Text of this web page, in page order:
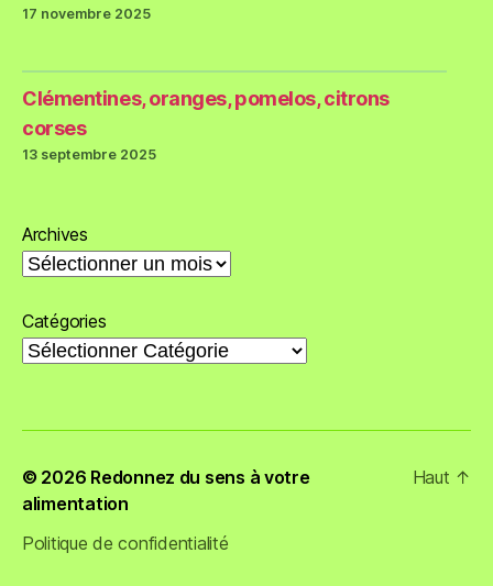
17 novembre 2025
Clémentines, oranges, pomelos, citrons
corses
13 septembre 2025
Archives
Catégories
© 2026 Redonnez du sens à votre
alimentation
Politique de confidentialité
Haut ↑